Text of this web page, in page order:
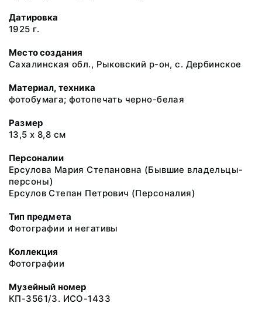
Датировка
1925 г.
Место создания
Сахалинская обл., Рыковский р-он, с. Дербинское
Материал, техника
фотобумага; фотопечать черно-белая
Размер
13,5 х 8,8 см
Персоналии
Ерсулова Мария Степановна (Бывшие владельцы-
персоны)
Ерсулов Степан Петрович (Персоналия)
Тип предмета
Фотографии и негативы
Коллекция
Фотографии
Музейный номер
КП-3561/3. ИСО-1433